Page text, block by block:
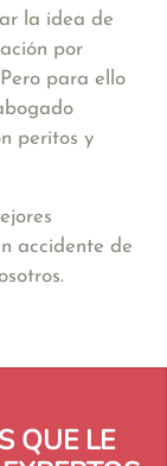
la idea de
por
para ello
peritos y
accidente de
QUE LE